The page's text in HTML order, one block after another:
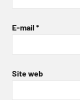
E-mail *
Site web